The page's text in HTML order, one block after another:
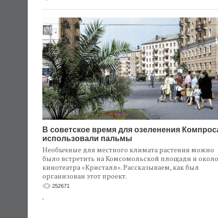
В советское время для озеленения
использовали пальмы
Необычные для местного климата растения можно
было встретить на Комсомольской площади и около
кинотеатра «Кристалл». Рассказываем, как был
организован этот проект.
252671
.